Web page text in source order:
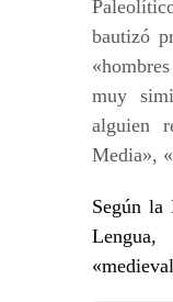
bautizó
muy
alguien
Media»,
Según la